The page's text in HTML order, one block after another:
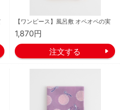
【ワンピース】風呂敷 オペオペの実
1,870円